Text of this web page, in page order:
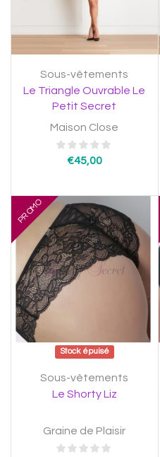
Sous-vêtements
Le Triangle Ouvrable Le
Petit Secret
Maison Close
€45,00
Stock épuisé
PROMO
Sous-vêtements
Le Shorty Liz
Graine de Plaisir